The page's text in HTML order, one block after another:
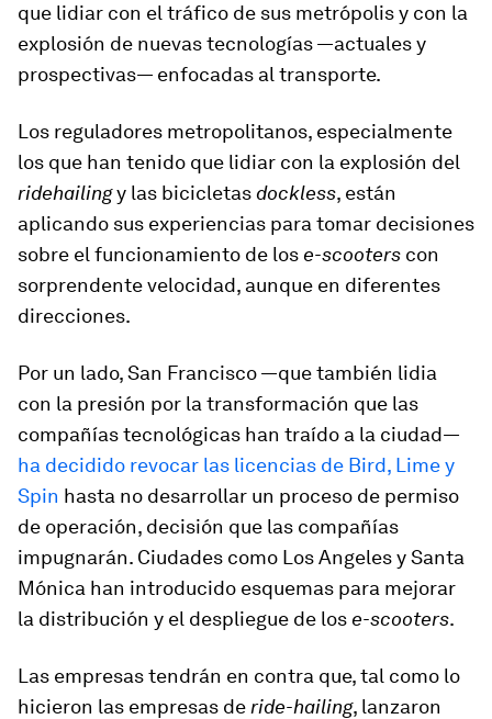
que lidiar con el tráfico de sus metrópolis y con la
explosión de nuevas tecnologías —actuales y
prospectivas— enfocadas al transporte.
Los reguladores metropolitanos, especialmente
los que han tenido que lidiar con la explosión del
ridehailingy las bicicletasdockless, están
aplicando sus experiencias para tomar decisiones
sobre el funcionamiento de los e-scooters con
sorprendente velocidad, aunque en diferentes
direcciones.
Por un lado, San Francisco —que también lidia
con la presión por la transformación que las
compañías tecnológicas han traído a la ciudad—
ha decidido revocar las licencias de Bird, Lime y
Spin hasta no desarrollar un proceso de permiso
de operación, decisión que las compañías
impugnarán. Ciudades como Los Angeles y Santa
Mónica han introducido esquemas para mejorar
la distribución y el despliegue de los e-scooters.
Las empresas tendrán en contra que, tal como lo
hicieron las empresas de ride-hailing, lanzaron